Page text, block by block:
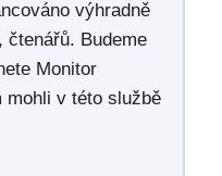
výhradně
čtenářů. Budeme
Monitor
mohli v této službě